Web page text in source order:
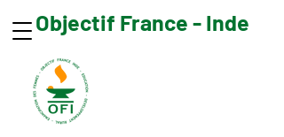
Objectif France - Inde